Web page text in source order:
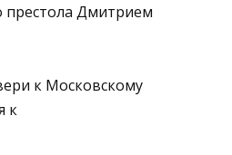
престола Дмитрием
к Московскому
к